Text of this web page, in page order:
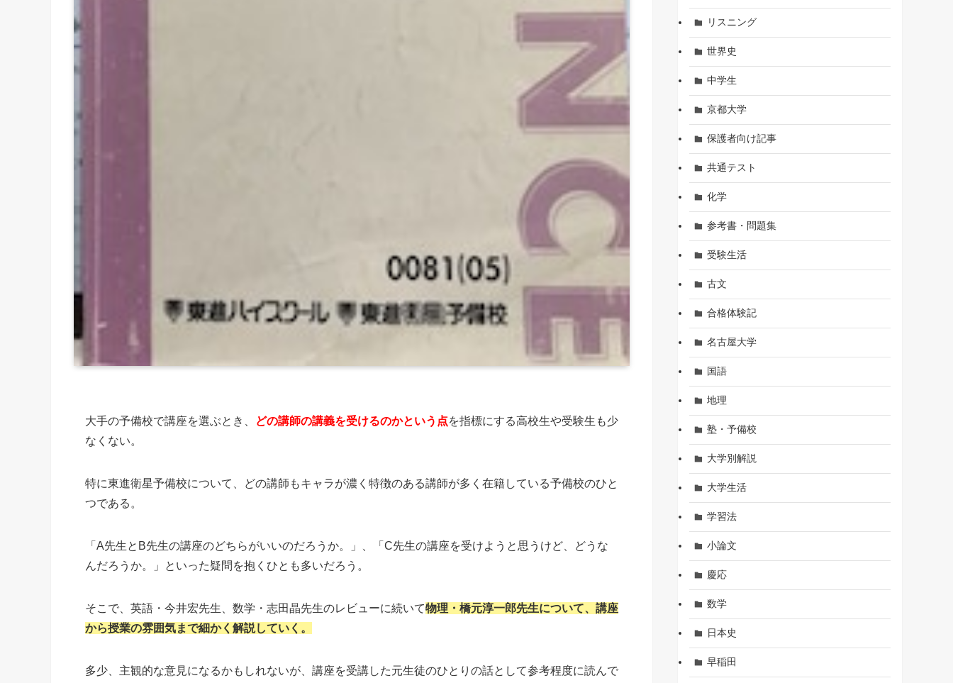
大手の予備校で講座を選ぶとき、 どの講師の講義を受けるのかという点を指標にする高校生や受験生も少
なくない。
特に東進衛星予備校について、どの講師もキャラが濃く特徴のある講師が多く在籍している予備校のひと
つである。
「A先生とB先生の講座のどちらがいいのだろうか。」、「C先生の講座を受けようと思うけど、どうな
んだろうか。」といった疑問を抱くひとも多いだろう。
そこで、英語・今井宏先生、数学・志田晶先生のレビューに続いて物理・橋元淳一郎先生について、講座
から授業の雰囲気まで細かく解説していく。
多少、主観的な意見になるかもしれないが、講座を受講した元生徒のひとりの話として参考程度に読んで
リスニング
世界史
中学生
京都大学
保護者向け記事
共通テスト
化学
参考書・問題集
受験生活
古文
合格体験記
名古屋大学
国語
地理
塾・予備校
大学別解説
大学生活
学習法
小論文
慶応
数学
日本史
早稲田